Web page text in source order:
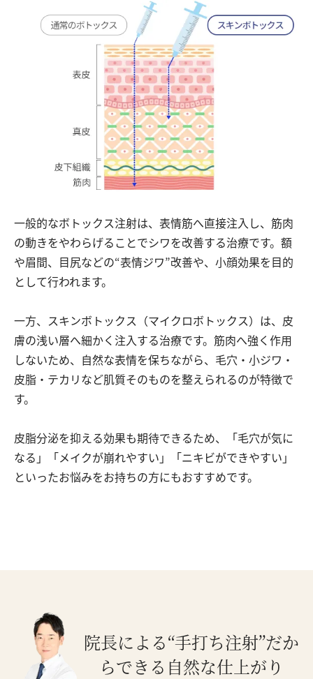
一般的なボトックス注射は、表情筋へ直接注入し、筋肉
の動きをやわらげることでシワを改善する治療です。額
や眉間、目尻などの“表情ジワ”改善や、小顔効果を目的
として行われます。
一方、スキンボトックス（マイクロボトックス）は、皮
膚の浅い層へ細かく注入する治療です。筋肉へ強く作用
しないため、自然な表情を保ちながら、毛穴・小ジワ・
皮脂・テカリなど肌質そのものを整えられるのが特徴で
す。
皮脂分泌を抑える効果も期待できるため、「毛穴が気に
なる」「メイクが崩れやすい」「ニキビができやすい」
といったお悩みをお持ちの方にもおすすめです。
院長による“手打ち注射”だか
らできる自然な仕上がり